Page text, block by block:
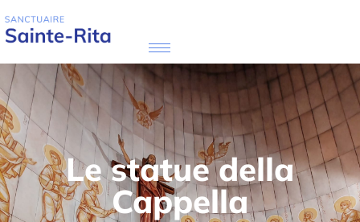
Le statue della
Cappella